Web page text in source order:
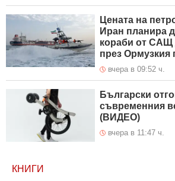
Цената на
Иран планира
кораби от САЩ
през Ормузкия
вчера в 09:52 ч.
Български
съвременния
(ВИДЕО)
вчера в 11:47 ч.
КНИГИ